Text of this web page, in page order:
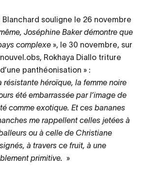
Blanchard souligne le 26 novembre
Joséphine Baker démontre que
complexe », le 30 novembre, sur
Rokhaya Diallo triture
panthéonisation » :
résistante héroïque, la femme noire
été embarrassée par l’image de
comme exotique. Et ces bananes
me rappellent celles jetées à
ou à celle de Christiane
à travers ce fruit, à une
primitive. »